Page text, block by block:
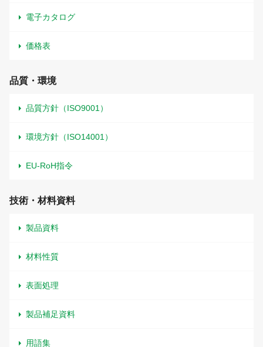
電子カタログ
価格表
品質・環境
品質方針（ISO9001）
環境方針（ISO14001）
EU-RoH指令
技術・材料資料
製品資料
材料性質
表面処理
製品補足資料
用語集